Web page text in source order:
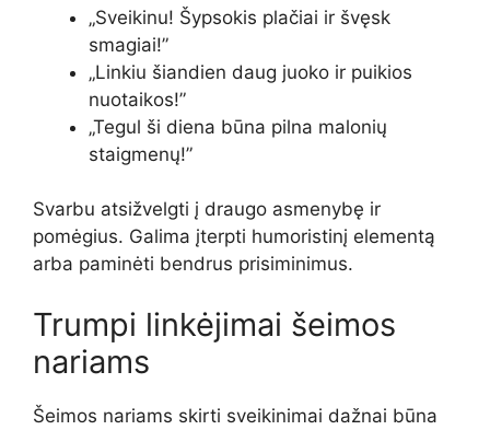
„Sveikinu! Šypsokis plačiai ir švęsk
smagiai!”
„Linkiu šiandien daug juoko ir puikios
nuotaikos!”
„Tegul ši diena būna pilna malonių
staigmenų!”
Svarbu atsižvelgti į draugo asmenybę ir
pomėgius. Galima įterpti humoristinį elementą
arba paminėti bendrus prisiminimus.
Trumpi linkėjimai šeimos
nariams
Šeimos nariams skirti sveikinimai dažnai būna